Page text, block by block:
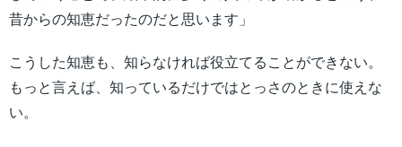
昔からの知恵だったのだと思います」
こうした知恵も、知らなければ役立てることができない。
もっと言えば、知っているだけではとっさのときに使えな
い。